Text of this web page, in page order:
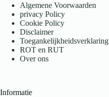
Algemene Voorwaarden
privacy Policy
Cookie Policy
Disclaimer
Toegankelijkheidsverklaring
ROT en RUT
Over ons
Informatie